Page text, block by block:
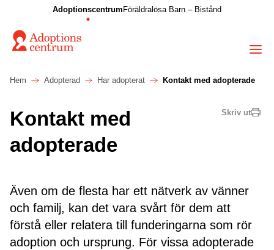
Adoptionscentrum Föräldralösa Barn – Bistånd
Hem Adopterad Har adopterat Kontakt med adopterade
Skriv ut
Kontakt med
adopterade
Även om de flesta har ett nätverk av vänner
och familj, kan det vara svårt för dem att
förstå eller relatera till funderingarna som rör
adoption och ursprung. För vissa adopterade